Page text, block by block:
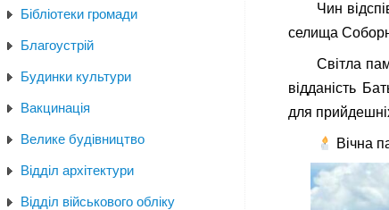
Чин
селища
Світла
відданість
для
Вічна
Бібліотеки громади
Благоустрій
Будинки культури
Вакцинація
Велике будівництво
Відділ архітектури
Відділ військового обліку